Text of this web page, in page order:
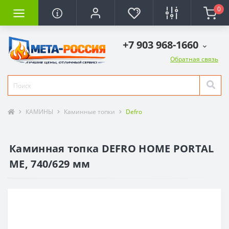
0
+7 903 968-1660
Обратная связь
КАМИНЫ Каминные топки Defro
Каминная топка DEFRO HOME PORTAL
ME, 740/629 мм